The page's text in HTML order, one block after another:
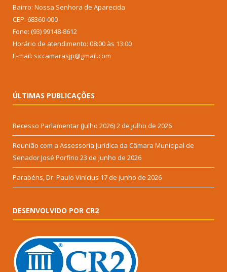
Bairro: Nossa Senhora de Aparecida
CEP: 68360-000
Fone: (93) 99148-8612
Horário de atendimento: 08:00 às 13:00
E-mail: siccamarasjp@gmail.com
ÚLTIMAS PUBLICAÇÕES
Recesso Parlamentar (Julho 2026)2 de julho de 2026
Reunião com a Assessoria Jurídica da Câmara Municipal de
Senador José Porfírio 23 de junho de 2026
Parabéns, Dr. Paulo Vinícius 17 de junho de 2026
DESENVOLVIDO POR CR2